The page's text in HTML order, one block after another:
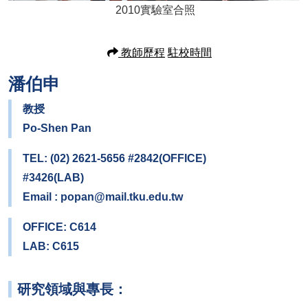
2010實驗室合照
教師歷程 駐校時間
潘伯申
教授
Po-Shen Pan
TEL: (02) 2621-5656 #2842(OFFICE)
#3426(LAB)
Email : popan@mail.tku.edu.tw
OFFICE: C614
LAB: C615
研究領域與專長：